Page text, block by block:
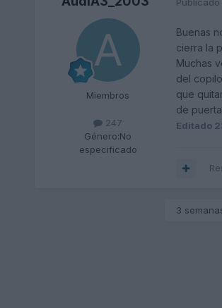
Miembros
247
Género:No
especificado
Buenas
cierra la
Muchas
del
que
de
Editado
3